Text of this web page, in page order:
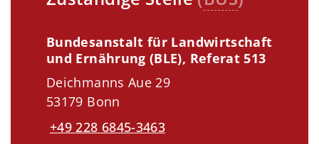
Bundesanstalt für Landwirtschaft
und Ernährung (BLE), Referat 513
Deichmanns Aue 29
53179 Bonn
+49 228 6845-3463